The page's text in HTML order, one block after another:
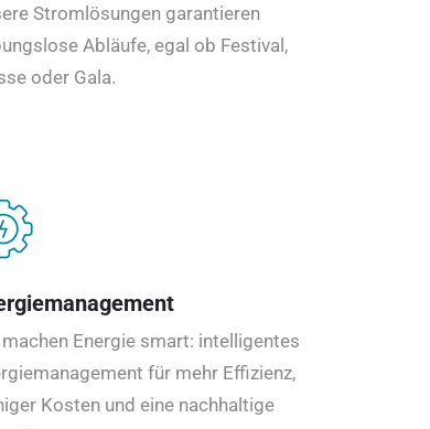
Stromlösungen garantieren
Abläufe, egal ob Festival,
oder Gala.
Energie smart: intelligentes
für mehr Effizienz,
Kosten und eine nachhaltige